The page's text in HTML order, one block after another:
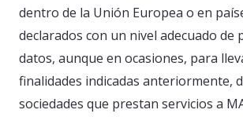
dentro de la Unión Europea o en
declarados con un nivel adecuado de
datos, aunque en ocasiones, para
finalidades indicadas anteriormente,
sociedades que prestan servicios a